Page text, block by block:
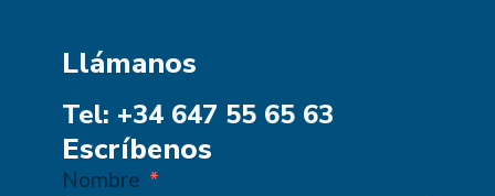
Llámanos
Tel: +34 647 55 65 63
Escríbenos
Nombre